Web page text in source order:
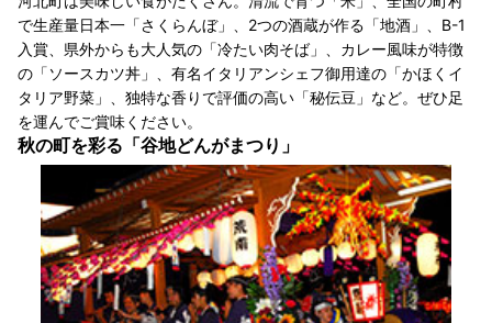
で生産量日本一「さくらんぼ」、2つの酒蔵が作る「地酒」、B-1
入賞、県外からも大人気の「冷たい肉そば」、カレー風味が特徴
の「ソースカツ丼」、有名イタリアンシェフ御用達の「かほくイ
タリア野菜」、独特な香りで評価の高い「秘伝豆」など。ぜひ足
を運んでご賞味ください。
秋の町を彩る「谷地どんがまつり」